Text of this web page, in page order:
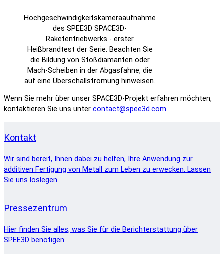
Hochgeschwindigkeitskameraaufnahme
des SPEE3D SPACE3D-
Raketentriebwerks - erster
Heißbrandtest der Serie. Beachten Sie
die Bildung von Stoßdiamanten oder
Mach-Scheiben in der Abgasfahne, die
auf eine Überschallströmung hinweisen.
Wenn Sie mehr über unser SPACE3D-Projekt erfahren möchten,
kontaktieren Sie uns unter contact@spee3d.com.
Kontakt
Wir sind bereit, Ihnen dabei zu helfen, Ihre Anwendung zur
additiven Fertigung von Metall zum Leben zu erwecken. Lassen
Sie uns loslegen.
Pressezentrum
Hier finden Sie alles, was Sie für die Berichterstattung über
SPEE3D benötigen.